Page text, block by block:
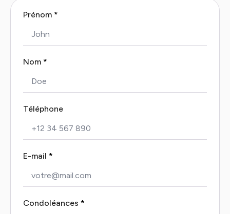
Prénom *
Nom *
Téléphone
E-mail *
Condoléances *